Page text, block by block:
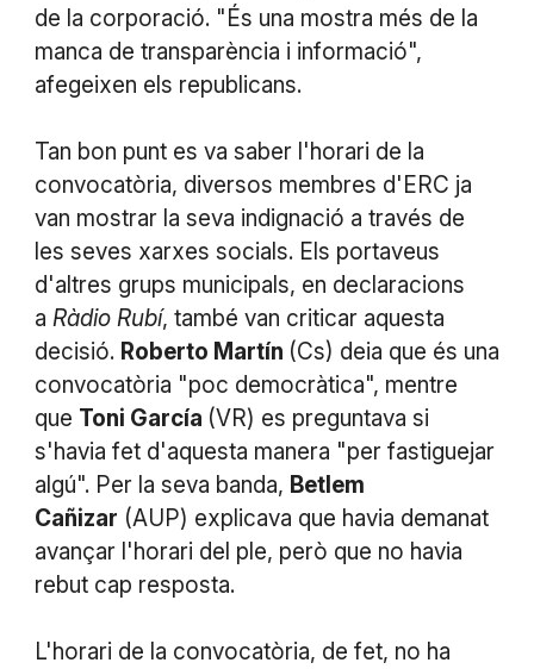
de la corporació. "És una mostra més de la
manca de transparència i informació",
afegeixen els republicans.
Tan bon punt es va saber l'horari de la
convocatòria, diversos membres d'ERC ja
van mostrar la seva indignació a través de
les seves xarxes socials. Els portaveus
d'altres grups municipals, en declaracions
a Ràdio Rubí, també van criticar aquesta
decisió. Roberto Martín (Cs) deia que és una
convocatòria "poc democràtica", mentre
que Toni García (VR) es preguntava si
s'havia fet d'aquesta manera "per fastiguejar
algú". Per la seva banda, Betlem
Cañizar (AUP) explicava que havia demanat
avançar l'horari del ple, però que no havia
rebut cap resposta.
L'horari de la convocatòria, de fet, no ha